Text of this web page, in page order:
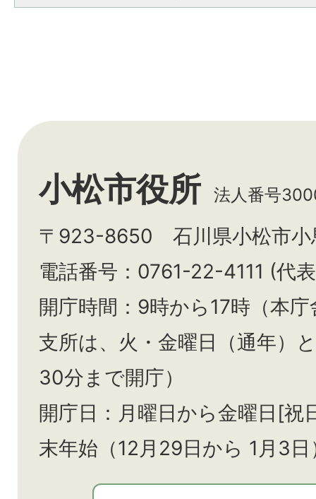
小松市役所 法人番号
〒923-8650 石川県小松市小
電話番号：0761-22-4111 (代
開庁時間：9時から17時（本
支所は、火・金曜日（通年）と
30分まで開庁）
開庁日：月曜日から金曜日[祝
末年始（12月29日から 1月3